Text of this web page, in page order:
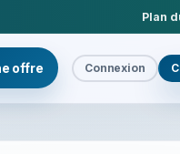
Plan
offre Connexion